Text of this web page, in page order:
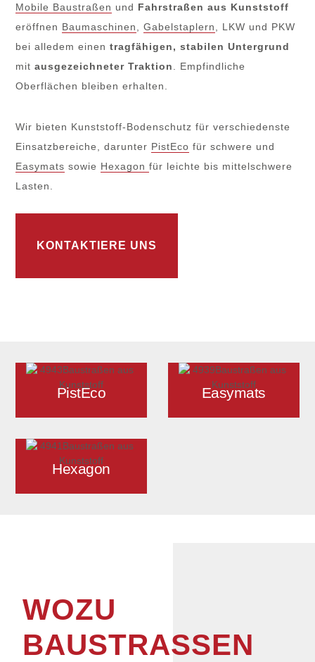
Mobile Baustraßen und Fahrstraßen aus Kunststoff
eröffnen Baumaschinen ,Gabelstaplern
, LKW und PKW
bei alledem einentragfähigen, stabilen Untergrund
mitausgezeichneter Traktion
. Empfindliche
Oberflächen bleiben erhalten.
Wir bieten Kunststoff-Bodenschutz für verschiedenste
Einsatzbereiche, darunter PistEco für schwere und
Easymats sowie Hexagonfür leichte bis mittelschwere
Lasten.
KONTAKTIERE UNS
PistEco Easymats
Hexagon
WOZU
BAUSTRASSEN